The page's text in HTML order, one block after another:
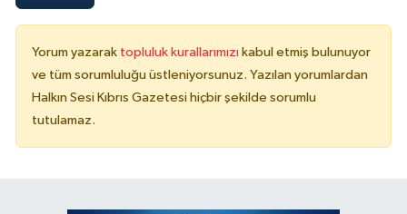
Yorum yazarak topluluk kurallarımızı kabul etmiş bulunuyor
ve tüm sorumluluğu üstleniyorsunuz. Yazılan yorumlardan
Halkın Sesi Kıbrıs Gazetesi hiçbir şekilde sorumlu
tutulamaz.